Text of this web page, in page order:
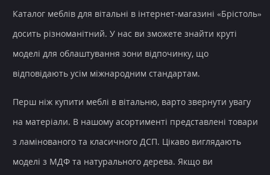
Каталог меблів для вітальні в інтернет-магазині «Брістоль»
досить різноманітний. У нас ви зможете знайти круті
моделі для облаштування зони відпочинку, що
відповідають усім міжнародним стандартам.
Перш ніж купити меблі в вітальню, варто звернути увагу
на матеріали. В нашому асортименті представлені товари
з ламінованого та класичного ДСП. Цікаво виглядають
моделі з МДФ та натурального дерева. Якщо ви